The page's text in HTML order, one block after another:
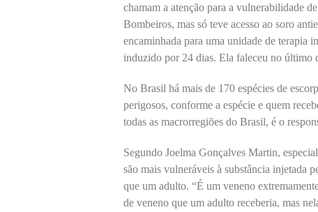
chamam a atenção para a vulnerabilidade
Bombeiros, mas só teve acesso ao soro
encaminhada para uma unidade de terapia
induzido por 24 dias. Ela faleceu no último
No Brasil há mais de 170 espécies de
perigosos, conforme a espécie e quem
todas as macrorregiões do Brasil, é o
Segundo Joelma Gonçalves Martin,
são mais vulneráveis à substância injetada
que um adulto. “É um veneno
de veneno que um adulto receberia, mas